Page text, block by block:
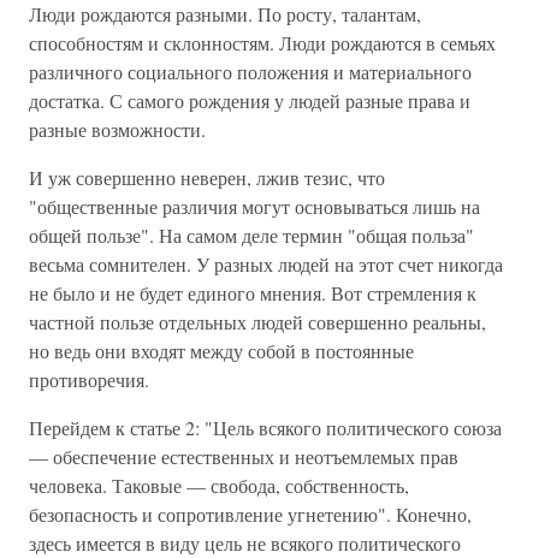
Люди рождаются разными. По росту, талантам,
способностям и склонностям. Люди рождаются в семьях
различного социального положения и материального
достатка. С самого рождения у людей разные права и
разные возможности.
И уж совершенно неверен, лжив тезис, что
"общественные различия могут основываться лишь на
общей пользе". На самом деле термин "общая польза"
весьма сомнителен. У разных людей на этот счет никогда
не было и не будет единого мнения. Вот стремления к
частной пользе отдельных людей совершенно реальны,
но ведь они входят между собой в постоянные
противоречия.
Перейдем к статье 2: "Цель всякого политического союза
— обеспечение естественных и неотъемлемых прав
человека. Таковые — свобода, собственность,
безопасность и сопротивление угнетению". Конечно,
здесь имеется в виду цель не всякого политического